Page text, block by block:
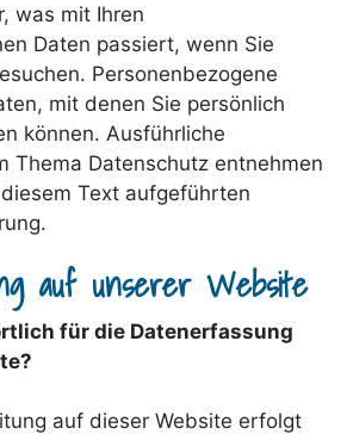
was mit Ihren
Daten passiert, wenn Sie
Personenbezogene
mit denen Sie persönlich
können. Ausführliche
Thema Datenschutz entnehmen
Text aufgeführten
auf unserer Website
für die Datenerfassung
auf dieser Website erfolgt